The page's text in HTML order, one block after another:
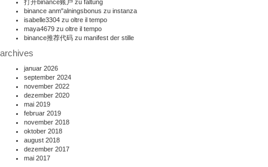
打开binance账户 zu faltung
binance anm"alningsbonus zu instanza
isabelle3304 zu oltre il tempo
maya4679 zu oltre il tempo
binance推荐代码 zu manifest der stille
archives
januar 2026
september 2024
november 2022
dezember 2020
mai 2019
februar 2019
november 2018
oktober 2018
august 2018
dezember 2017
mai 2017